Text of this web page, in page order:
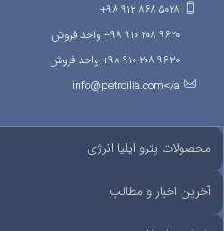
۵۰۲۸ ۸۶۸ ۹۱۲ ۹۸+
۹۶۲۰ ۲۰۸ ۹۱۰ ۹۸+ واحد فروش
۹۶۳۰ ۲۰۸ ۹۱۰ ۹۸+ واحد فروش
info@petroilia.com</a
محصولات پترو ایلیا انرژی
آخرین اخبار و مطالب